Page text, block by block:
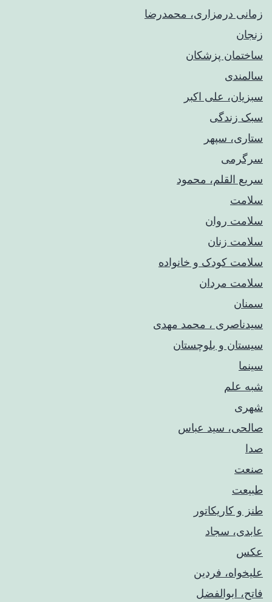
زمانی درمزاری، محمدرضا
زنجان
ساختمان پزشکان
سالمندی
سبزیان، علی اکبر
سبک زندگی
ستاری، سپهر
سرگرمی
سریع القلم، محمود
سلامت
سلامت روان
سلامت زنان
سلامت کودک‌ و خانواده
سلامت مردان
سمنان
سیدناصری ، محمد مهدی
سیستان و بلوچستان
سینما
شبه علم
شهری
صالحی، سید عباس
صدا
صنعت
طبیعت
طنز و کاریکاتور
عابدی، سجاد
عکس
علیخواه، فردین
فاتح، ابوالفضل